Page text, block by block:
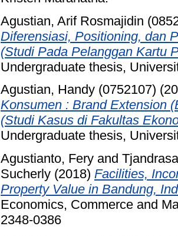
Agustian, Arif Rosmajidin
Diferensiasi, Positioning, dan
(Studi Pada Pelanggan Kartu
Undergraduate thesis,
Agustian, Handy (0752107)
Konsumen : Brand Extension
(Studi Kasus di Fakultas
Undergraduate thesis,
Agustianto, Fery and
Sucherly (2018) Facilities,
Property Value in Bandung,
Economics, Commerce and
2348-0386